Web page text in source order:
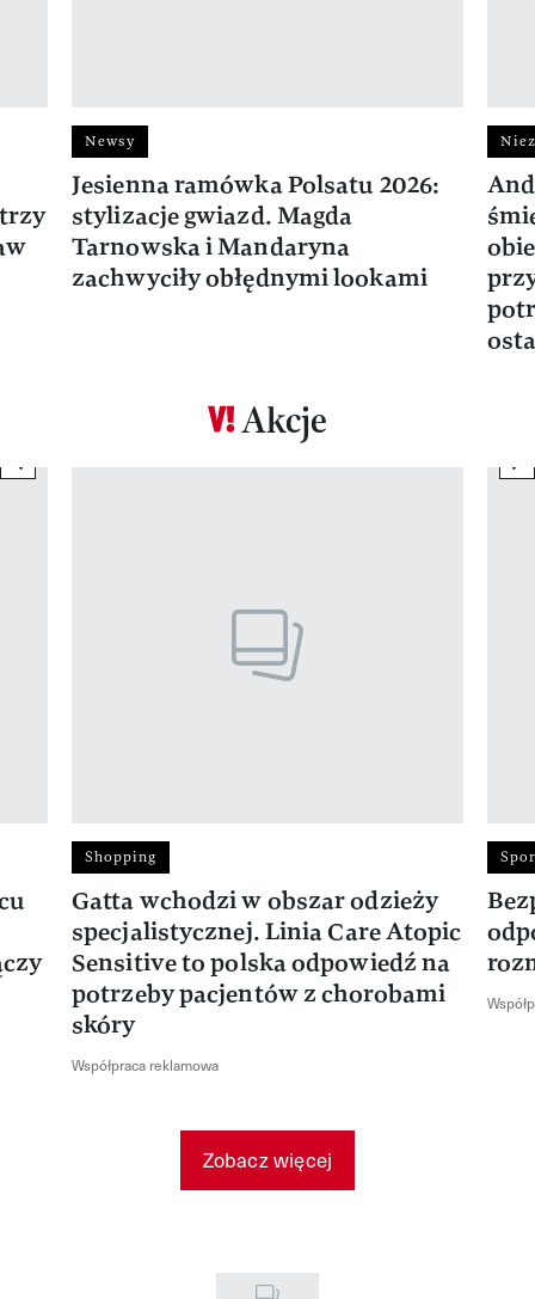
Newsy
Jesienna ramówka Polsatu 2026:
stylizacje gwiazd. Magda
Tarnowska i Mandaryna
zachwyciły obłędnymi lookami
Akcje
Shopping
Gatta wchodzi w obszar odzieży
specjalistycznej. Linia Care Atopic
Sensitive to polska odpowiedź na
potrzeby pacjentów z chorobami
skóry
Współpraca reklamowa
Zobacz więcej